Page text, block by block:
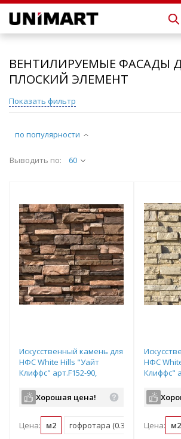
ВЕНТИЛИРУЕМЫЕ ФАСАДЫ
ПЛОСКИЙ ЭЛЕМЕНТ
по популярности
Выводить по: 60
Искусственный камень для
НФС White Hills "Уайт
Клиффс" арт.F152-90,
Хорошая цена!
Цена: м2 гофротара (0.35 м2)
НФС
Клиффс"
Цена: м2
Показать фильтр